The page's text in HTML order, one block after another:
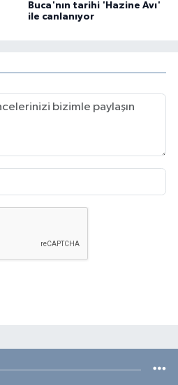
Buca'nın tarihi 'Hazine Avı'
ile canlanıyor